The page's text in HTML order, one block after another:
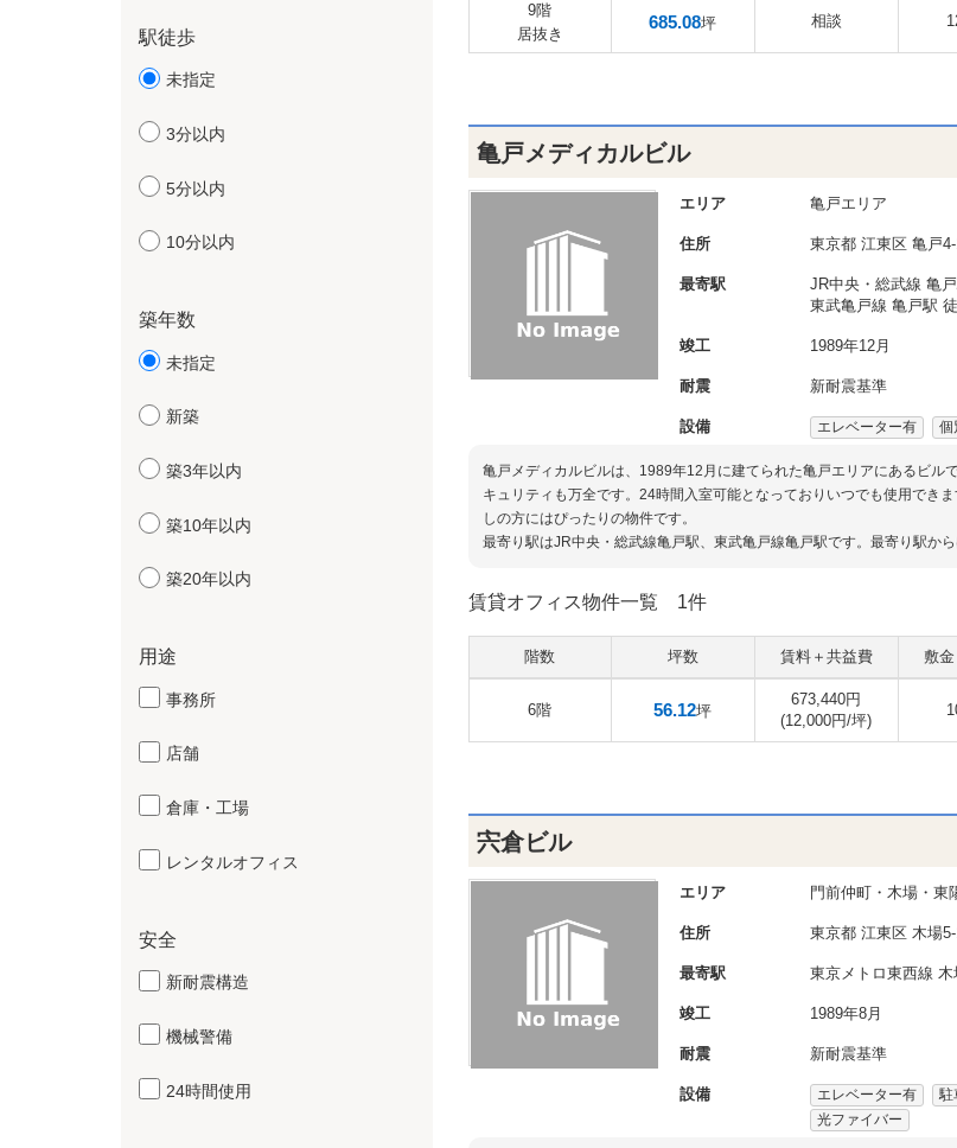
9階
居抜き
685.08坪 相談
亀戸メディカルビル
エリア 亀戸エリア
住所 東京都 江東区亀戸4-
最寄駅
JR中央・総武線 亀
東武亀戸線 亀戸駅
竣工 1989年12月
耐震 新耐震基準
設備 エレベーター有 個
亀戸メディカルビルは、1989年12月に建てられた亀戸エリアにあるビ
キュリティも万全です。24時間入室可能となっておりいつでも使用でき
しの方にはぴったりの物件です。
最寄り駅はJR中央・総武線亀戸駅、東武亀戸線亀戸駅です。最寄り駅か
賃貸オフィス物件一覧 1件
階数 坪数 賃料＋共益費 敷
6階 56.12坪
673,440円
(12,000円/坪)
宍倉ビル
エリア 門前仲町・木場・東
住所 東京都 江東区木場5-
最寄駅 東京メトロ東西線
竣工 1989年8月
耐震 新耐震基準
設備 エレベーター有 駐
光ファイバー
駅徒歩
未指定
3分以内
5分以内
10分以内
築年数
未指定
新築
築3年以内
築10年以内
築20年以内
用途
事務所
店舗
倉庫・工場
レンタルオフィス
安全
新耐震構造
機械警備
24時間使用